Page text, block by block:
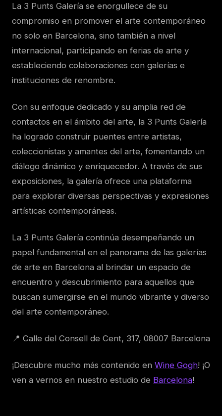
La 3 Punts Galería se enorgullece de su
compromiso en promover el arte contemporáneo
no solo en Barcelona, sino también a nivel
internacional, participando en ferias de arte y
estableciendo colaboraciones con galerías e
instituciones de renombre.
Con su enfoque dedicado y su amplia red de
contactos en el ámbito del arte, la 3 Punts Galería
ha logrado construir puentes entre artistas,
coleccionistas y amantes del arte, fomentando un
diálogo dinámico y enriquecedor. A través de sus
exposiciones, la galería ofrece una plataforma
para explorar diversas perspectivas y expresiones
artísticas contemporáneas.
La 3 Punts Galería continúa desempeñando un
papel fundamental en el panorama de las galerías
de arte en Barcelona al brindar un espacio de
encuentro y descubrimiento para aquellos que
buscan sumergirse en el mundo vibrante y diverso
del arte contemporáneo.
📍 Calle del Consell de Cent, 317, 08007 Barcelona
¡Descubre mucho más contenido en Wine Gogh! ¡O
ven a vernos en nuestro estudio de Barcelona!